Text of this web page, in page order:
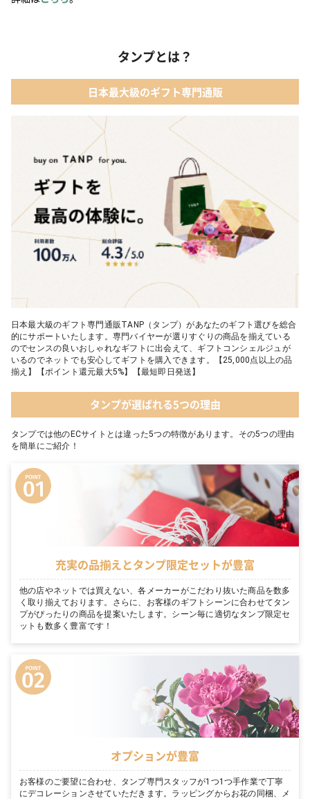
タンプとは？
日本最大級のギフト専門通販
日本最大級のギフト専門通販TANP（タンプ）があなたのギフト選びを総合
的にサポートいたします。専門バイヤーが選りすぐりの商品を揃えている
のでセンスの良いおしゃれなギフトに出会えて、ギフトコンシェルジュが
いるのでネットでも安心してギフトを購入できます。【25,000点以上の品
揃え】【ポイント還元最大5%】【最短即日発送】
タンプが選ばれる5つの理由
タンプでは他のECサイトとは違った5つの特徴があります。その5つの理由
を簡単にご紹介！
充実の品揃えとタンプ限定セットが豊富
他の店やネットでは買えない、各メーカーがこだわり抜いた商品を数多
く取り揃えております。さらに、お客様のギフトシーンに合わせてタン
プがぴったりの商品を提案いたします。シーン毎に適切なタンプ限定セ
ットも数多く豊富です！
オプションが豊富
お客様のご要望に合わせ、タンプ専門スタッフが1つ1つ手作業で丁寧
にデコレーションさせていただきます。ラッピングからお花の同梱、メ